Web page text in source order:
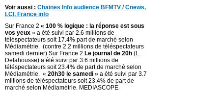
Voir aussi : Chaines Info audience BFMTV / Cnews,
LCI, France info
Sur France 2 « 100 % logique : la réponse est sous
vos yeux » a été suivi par 2.6 millions de
téléspectateurs soit 17.4% part de marché selon
Médiamétrie. (contre 2.2 millions de téléspectateurs
samedi dernier) Sur France 2 Le journal de 20h (L.
Delahousse) a été suivi par 3.6 millions de
téléspectateurs soit 23.4% de part de marché selon
Médiamétrie. « 20h30 le samedi » a été suivi par 3.7
millions de téléspectateurs soit 23.4% de part de
marché selon Médiamétrie. MEDIASCOPE